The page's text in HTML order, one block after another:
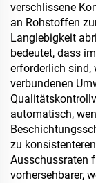
verschlissene
an Rohstoffen
Langlebigkeit
bedeutet, dass
erforderlich sind,
verbundenen
automatisch,
zu
Ausschussraten
vorhersehbarer,